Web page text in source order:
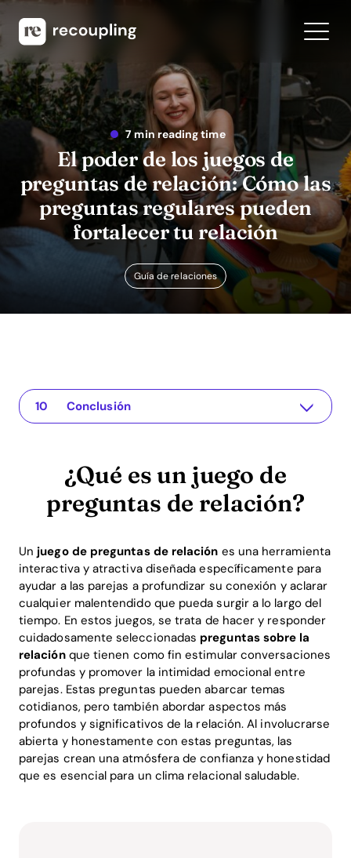
7 min reading time
El poder de los juegos de
preguntas de relación: Cómo las
preguntas regulares pueden
fortalecer tu relación
Guía de relaciones
¿Qué es un juego de preguntas de relación?
La aplicación para tu relación
La Importancia de las Preguntas sobre la Relación
Cómo funciona el Juego de Preguntas de Relación de la Aplicación Recoupling
Ejercicios Basados en la Ciencia
Cómo la Gamificación Apoya el Mantenimiento de la Relación
A Qué Puede Llevar un Juego de Preguntas sobre la Relación
Beneficios del ROI del Mantenimiento de las Relaciones a Través de Métodos Innovadores
Preguntas Frecuentes (FAQ)
Conclusión
¿Qué es un juego de
preguntas de relación?
Un juego de preguntas de relación es una herramienta
interactiva y atractiva diseñada específicamente para
ayudar a las parejas a profundizar su conexión y aclarar
cualquier malentendido que pueda surgir a lo largo del
tiempo. En estos juegos, se trata de hacer y responder
cuidadosamente seleccionadas preguntas sobre la
relaciónque tienen como fin estimular conversaciones
profundas y promover la intimidad emocional entre
parejas. Estas preguntas pueden abarcar temas
cotidianos, pero también abordar aspectos más
profundos y significativos de la relación. Al involucrarse
abierta y honestamente con estas preguntas, las
parejas crean una atmósfera de confianza y honestidad
que es esencial para un clima relacional saludable.